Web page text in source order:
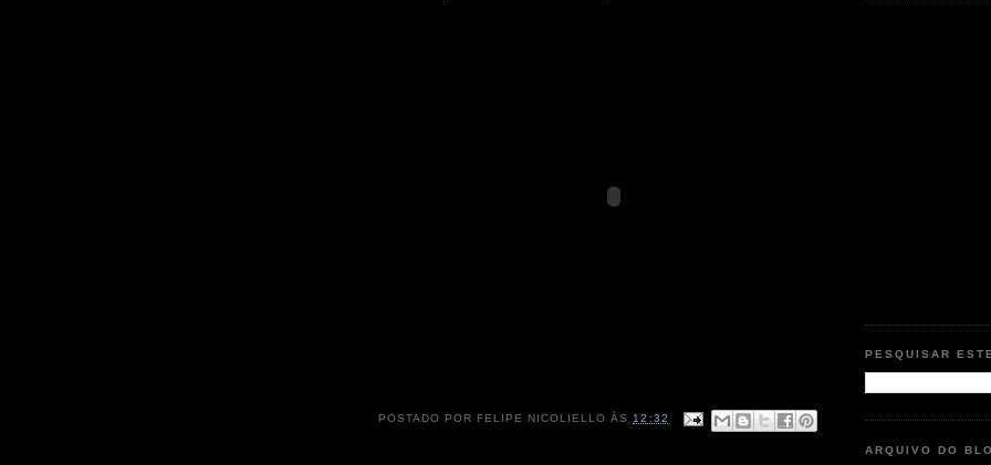
POSTADO POR FELIPE NICOLIELLO ÀS12:32
PESQUISAR
ARQUIVO DO